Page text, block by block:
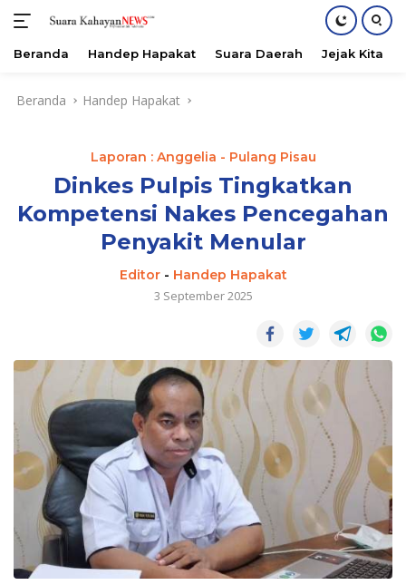
Beranda Handep Hapakat Suara Daerah Jejak Kita
Beranda Handep Hapakat
Laporan : Anggelia - Pulang Pisau
Dinkes Pulpis Tingkatkan
Kompetensi Nakes Pencegahan
Penyakit Menular
Editor- Handep Hapakat
3 September 2025